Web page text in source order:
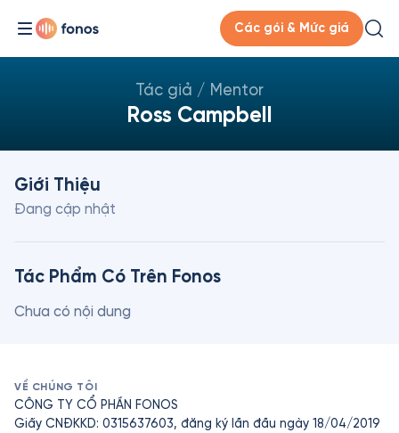
Các gói & Mức giá
Tác giả / Mentor
Ross Campbell
Giới Thiệu
Đang cập nhật
Tác Phẩm Có Trên Fonos
Chưa có nội dung
VỀ CHÚNG TÔI
CÔNG TY CỔ PHẦN FONOS
Giấy CNĐKKD: 0315637603, đăng ký lần đầu ngày 18/04/2019